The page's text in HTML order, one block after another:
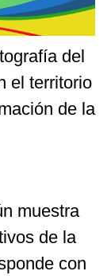
del
el territorio
de la
muestra
de la
con